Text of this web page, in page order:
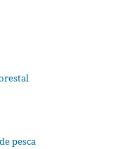
pesca